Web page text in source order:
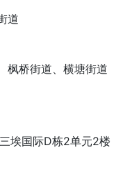
道
枫桥街道、横塘街道
埃国际D栋2单元2楼